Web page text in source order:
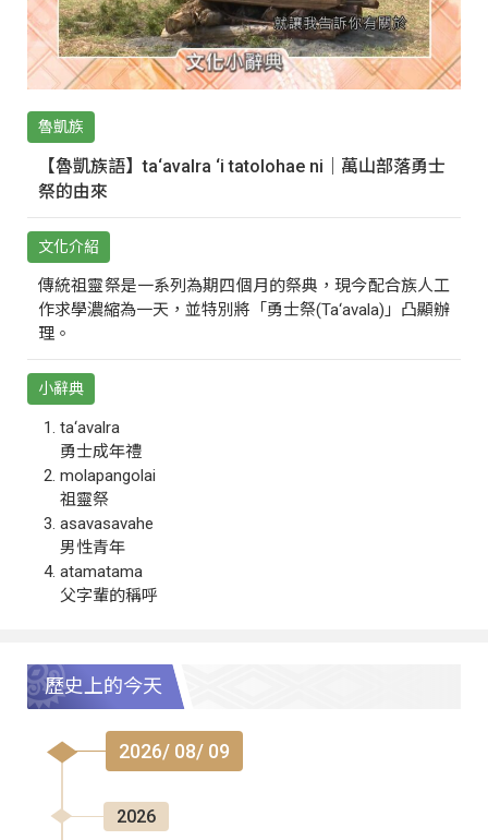
魯凱族
【魯凱族語】ta‘avalra ‘i tatolohae ni｜萬山部落勇士
祭的由來
文化介紹
傳統祖靈祭是一系列為期四個月的祭典，現今配合族人工
作求學濃縮為一天，並特別將「勇士祭(Ta‘avala)」凸顯辦
理。
小辭典
ta‘avalra
勇士成年禮
molapangolai
祖靈祭
asavasavahe
男性青年
atamatama
父字輩的稱呼
歷史上的今天
2026/ 08/ 09
2026